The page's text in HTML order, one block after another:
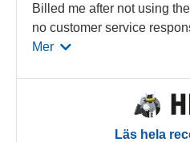
Billed me after not using
no customer service
Mer
Läs hela